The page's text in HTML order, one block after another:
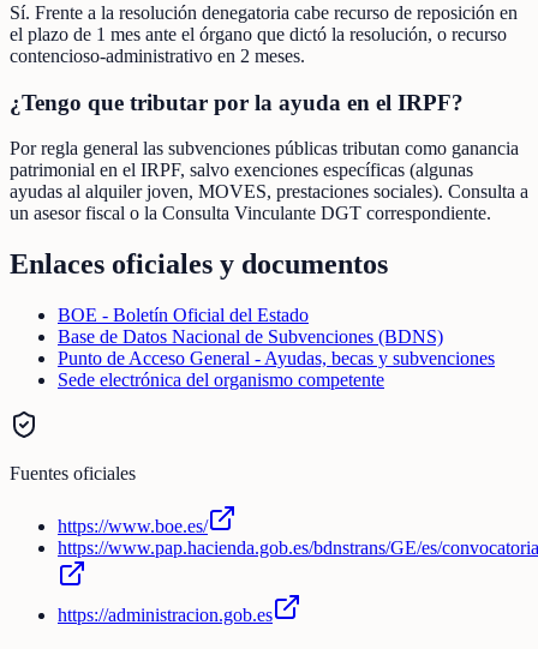
Sí. Frente a la resolución denegatoria cabe recurso de reposición en
el plazo de 1 mes ante el órgano que dictó la resolución, o recurso
contencioso-administrativo en 2 meses.
¿Tengo que tributar por la ayuda en el IRPF?
Por regla general las subvenciones públicas tributan como ganancia
patrimonial en el IRPF, salvo exenciones específicas (algunas
ayudas al alquiler joven, MOVES, prestaciones sociales). Consulta a
un asesor fiscal o la Consulta Vinculante DGT correspondiente.
Enlaces oficiales y documentos
BOE - Boletín Oficial del Estado
Base de Datos Nacional de Subvenciones (BDNS)
Punto de Acceso General - Ayudas, becas y subvenciones
Sede electrónica del organismo competente
Fuentes oficiales
https://www.boe.es/
https://www.pap.hacienda.gob.es/bdnstrans/GE/es/
https://administracion.gob.es